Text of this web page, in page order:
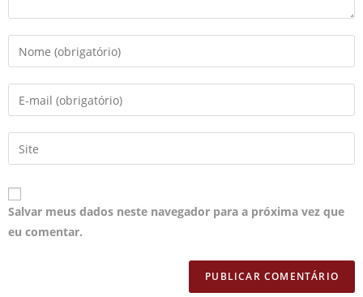
Salvar meus dados neste navegador para a próxima vez que
eu comentar.